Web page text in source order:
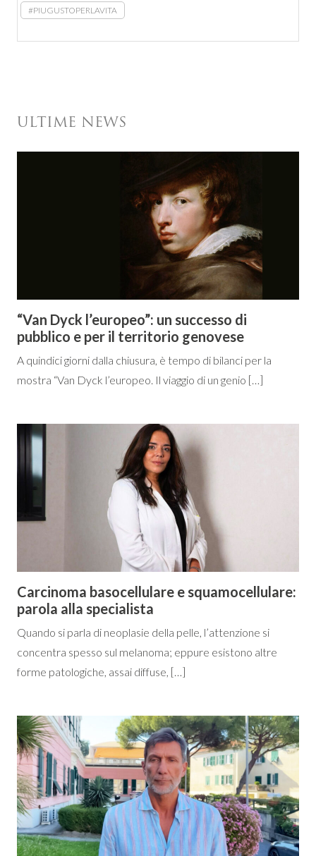
#PIUGUSTOPERLAVITA
ULTIME NEWS
“Van Dyck l’europeo”: un successo di
pubblico e per il territorio genovese
A quindici giorni dalla chiusura, è tempo di bilanci per la
mostra “Van Dyck l’europeo. Il viaggio di un genio […]
Carcinoma basocellulare e squamocellulare:
parola alla specialista
Quando si parla di neoplasie della pelle, l’attenzione si
concentra spesso sul melanoma; eppure esistono altre
forme patologiche, assai diffuse, […]